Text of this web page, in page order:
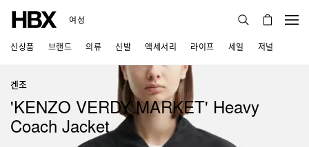
여성
신상품 브랜드 의류 신발 액세서리 라이프 세일 저널
겐조
'KENZO VERDY MARKET' Heavy
Coach Jacket